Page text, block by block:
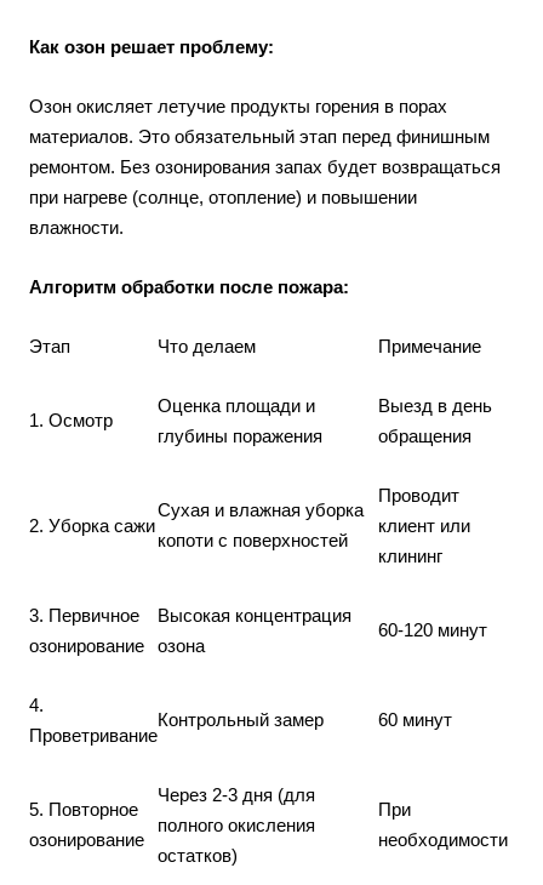
Как озон решает проблему:
Озон окисляет летучие продукты горения в порах
материалов. Это обязательный этап перед финишным
ремонтом. Без озонирования запах будет возвращаться
при нагреве (солнце, отопление) и повышении
влажности.
Алгоритм обработки после пожара:
Этап Что делаем Примечание
1. Осмотр
Оценка площади и
глубины поражения
Выезд в день
обращения
2. Уборка сажи
Сухая и влажная уборка
копоти с поверхностей
Проводит
клиент или
клининг
3. Первичное
озонирование
Высокая концентрация
озона
60-120 минут
4.
Проветривание
Контрольный замер 60 минут
5. Повторное
озонирование
Через 2-3 дня (для
полного окисления
остатков)
При
необходимости